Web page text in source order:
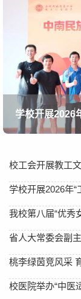
学校开展2026
校工会开展教工
学校开展2026年
校医院举办“中医